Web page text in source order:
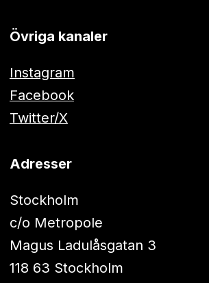
Övriga kanaler
Instagram
Facebook
Twitter/X
Adresser
Stockholm
c/o Metropole
Magus Ladulåsgatan 3
118 63 Stockholm